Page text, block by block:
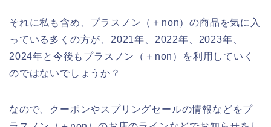
それに私も含め、プラスノン（＋non）の商品を気に入
っている多くの方が、2021年、2022年、2023年、
2024年と今後もプラスノン（＋non）を利用していく
のではないでしょうか？
なので、クーポンやスプリングセールの情報などをプ